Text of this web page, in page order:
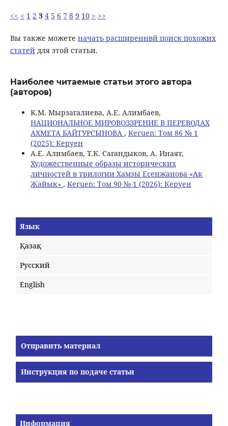
<< < 1 2 3 4 5 6 7 8 9 10 > >>
Вы также можете начать расширеннвй поиск похожих
статейдля этой статьи.
Наиболее читаемые статьи этого автора
(авторов)
K.M. Мырзагалиева, А.Е. Алимбаев,
НАЦИОНАЛЬНОЕ МИРОВОЗЗРЕНИЕ В ПЕРЕВОДАХ
АХМЕТА БАЙТУРСЫНОВА , Keruen: Том 86 № 1
(2025): Керуен
А.Е. Алимбаев, Т.К. Сагандыков, А. Инаят,
Художественные образы исторических
личностей в трилогии Хамзы Есенжанова «Ак
Жайык» , Keruen: Том 90 № 1 (2026): Керуен
Язык
Қазақ
Русский
English
Отправить материал
Инструкция по подаче статьи
Информация